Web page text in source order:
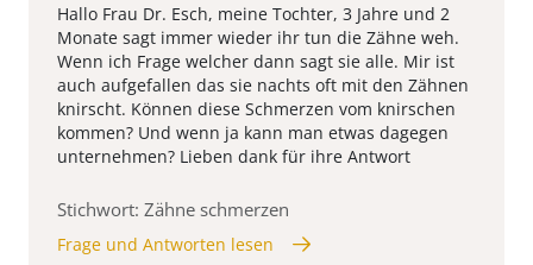
Hallo Frau Dr. Esch, meine Tochter, 3 Jahre und 2
Monate sagt immer wieder ihr tun die Zähne weh.
Wenn ich Frage welcher dann sagt sie alle. Mir ist
auch aufgefallen das sie nachts oft mit den Zähnen
knirscht. Können diese Schmerzen vom knirschen
kommen? Und wenn ja kann man etwas dagegen
unternehmen? Lieben dank für ihre Antwort
Stichwort: Zähne schmerzen
Frage und Antworten lesen